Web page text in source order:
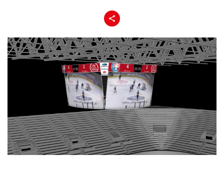
Teilen